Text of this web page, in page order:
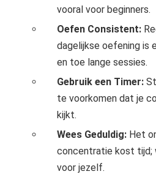
vooral voor beginners.
Oefen Consistent:
dagelijkse oefening is
en toe lange sessies.
Gebruik een Timer:
te voorkomen dat je
kijkt.
Wees Geduldig: Het
concentratie kost tijd;
voor jezelf.